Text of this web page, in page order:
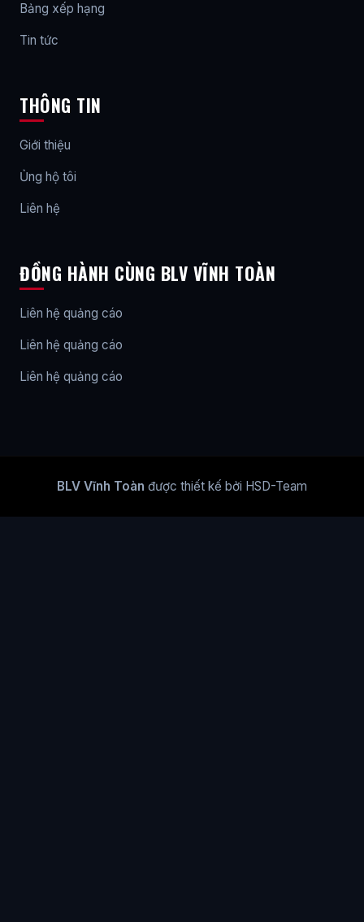
Bảng xếp hạng
Tin tức
THÔNG TIN
Giới thiệu
Ủng hộ tôi
Liên hệ
ĐỒNG HÀNH CÙNG BLV VĨNH TOÀN
Liên hệ quảng cáo
Liên hệ quảng cáo
Liên hệ quảng cáo
BLV Vĩnh Toàn được thiết kế bởi HSD-Team